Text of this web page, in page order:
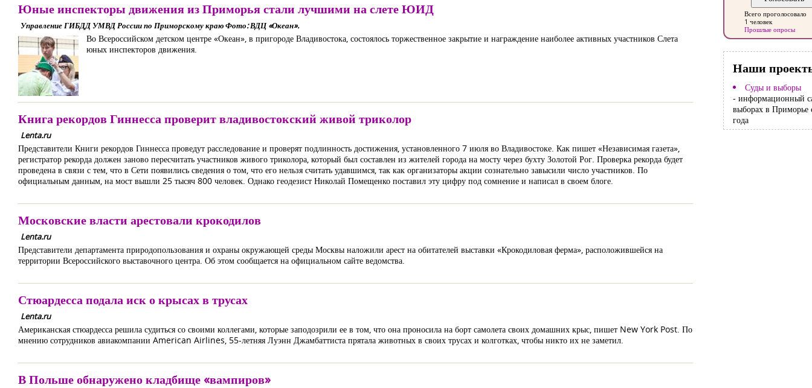
Юные инспекторы движения из Приморья стали лучшими на слете ЮИД
Управление ГИБДД УМВД России по Приморскому краю Фото: ВДЦ «Океан».
Во Всероссийском детском центре «Океан», в пригороде Владивостока, состоялось торжественное закрытие и награждение наиболее активных участников Слета
юных инспекторов движения.
Книга рекордов Гиннесса проверит владивостокский живой триколор
Lenta.ru
Представители Книги рекордов Гиннесса проведут расследование и проверят подлинность достижения, установленного 7 июля во Владивостоке. Как пишет «Независимая газета»,
регистратор рекорда должен заново пересчитать участников живого триколора, который был составлен из жителей города на мосту через бухту Золотой Рог. Проверка рекорда будет
проведена в связи с тем, что в Сети появились сведения о том, что его нельзя считать удавшимся, так как организаторы акции сознательно завысили число участников. По
официальным данным, на мост вышли 25 тысяч 800 человек. Однако геодезист Николай Помещенко поставил эту цифру под сомнение и написал в своем блоге.
Московские власти арестовали крокодилов
Lenta.ru
Представители департамента природопользования и охраны окружающей среды Москвы наложили арест на обитателей выставки «Крокодиловая ферма», расположившейся на
территории Всероссийского выставочного центра. Об этом сообщается на официальном сайте ведомства.
Стюардесса подала иск о крысах в трусах
Lenta.ru
Американская стюардесса решила судиться со своими коллегами, которые заподозрили ее в том, что она проносила на борт самолета своих домашних крыс, пишет New York Post. По
мнению сотрудников авиакомпании American Airlines, 55-летняя Луэнн Джамбаттиста прятала животных в своих трусах и колготках, чтобы никто их не заметил.
В Польше обнаружено кладбище «вампиров»
Всего проголосовало
1 человек
Прошлые опросы
Наши
Суды и выборы
- информационный
выборах в Приморье
года